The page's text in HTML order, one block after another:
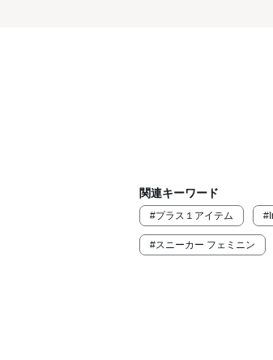
関連キーワード
#プラス１アイテム
#スニーカー フェミニン